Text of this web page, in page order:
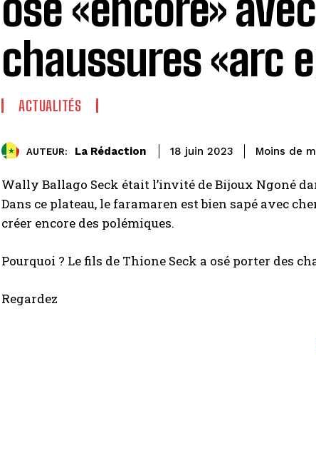
chaussures «arc
ACTUALITÉS
AUTEUR: La Rédaction 18 juin 2023 Moins de
Wally Ballago Seck était l’invité de Bijoux Ngoné
Dans ce plateau, le faramaren est bien sapé avec
créer encore des polémiques.
Pourquoi ? Le fils de Thione Seck a osé porter des
Regardez